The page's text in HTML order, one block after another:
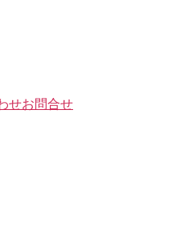
お問合せ